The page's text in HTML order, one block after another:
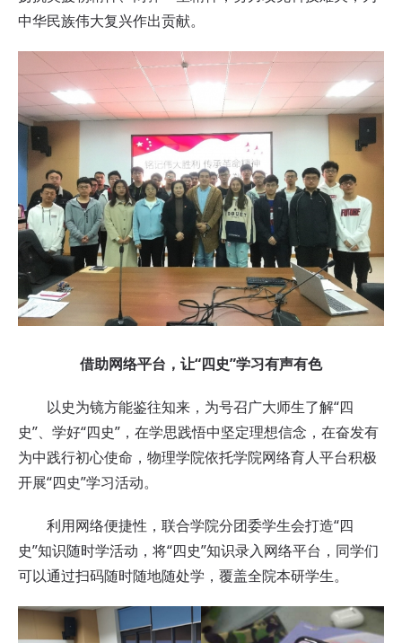
中华民族伟大复兴作出贡献。
借助网络平台，让“四史”学习有声有色
以史为镜方能鉴往知来，为号召广大师生了解“四
史”、学好“四史”，在学思践悟中坚定理想信念，在奋发有
为中践行初心使命，物理学院依托学院网络育人平台积极
开展“四史”学习活动。
利用网络便捷性，联合学院分团委学生会打造“四
史”知识随时学活动，将“四史”知识录入网络平台，同学们
可以通过扫码随时随地随处学，覆盖全院本研学生。